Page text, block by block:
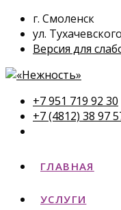
г. Смоленск
ул.
Версия для
+7 951 719 92 30
+7 (4812) 38 97
ГЛАВНАЯ
УСЛУГИ